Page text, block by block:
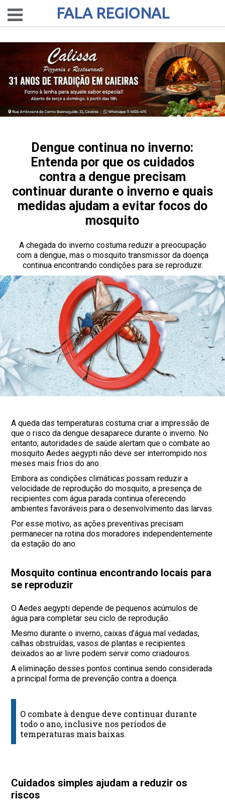
FALA REGIONAL
Dengue continua no inverno:
Entenda por que os cuidados
contra a dengue precisam
continuar durante o inverno e quais
medidas ajudam a evitar focos do
mosquito
A chegada do inverno costuma reduzir a preocupação
com a dengue, mas o mosquito transmissor da doença
continua encontrando condições para se reproduzir.
A queda das temperaturas costuma criar a impressão de
que o risco da dengue desaparece durante o inverno. No
entanto, autoridades de saúde alertam que o combate ao
mosquito Aedes aegypti não deve ser interrompido nos
meses mais frios do ano.
Embora as condições climáticas possam reduzir a
velocidade de reprodução do mosquito, a presença de
recipientes com água parada continua oferecendo
ambientes favoráveis para o desenvolvimento das larvas.
Por esse motivo, as ações preventivas precisam
permanecer na rotina dos moradores independentemente
da estação do ano.
Mosquito continua encontrando locais para
se reproduzir
O Aedes aegypti depende de pequenos acúmulos de
água para completar seu ciclo de reprodução.
Mesmo durante o inverno, caixas d’água mal vedadas,
calhas obstruídas, vasos de plantas e recipientes
deixados ao ar livre podem servir como criadouros.
A eliminação desses pontos continua sendo considerada
a principal forma de prevenção contra a doença.
O combate à dengue deve continuar durante
todo o ano, inclusive nos períodos de
temperaturas mais baixas.
Cuidados simples ajudam a reduzir os
riscos